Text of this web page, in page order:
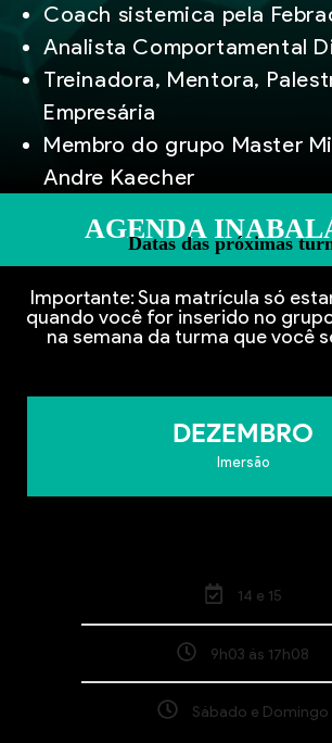
Coach sistemica pela
Analista Comportamental
Treinadora, Mentora,
Empresária
Membro do grupo Master
Andre Kaecher
AGENDA
Datas das próximas
Importante: Sua matrícula só
quando você for inserido no
na semana da turma que você
DEZEMBRO
Imersão
14 e 15
9h03 ás 17h08
Sábado e Domingo